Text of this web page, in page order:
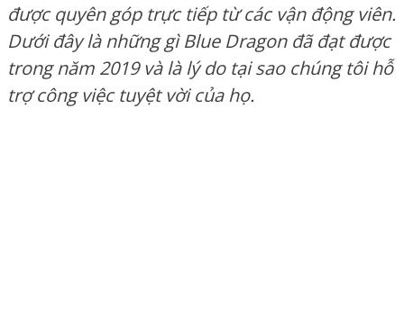
được quyên góp trực tiếp từ các vận động viên.
Dưới đây là những gì Blue Dragon đã đạt được
trong năm 2019 và là lý do tại sao chúng tôi hỗ
trợ công việc tuyệt vời của họ.